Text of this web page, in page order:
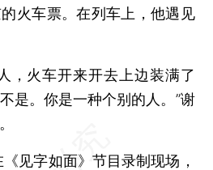
火车票。在列车上，他遇见
火车开来开去上边装满了
是。你是一种个别的人。”谢
字如面》节目录制现场，